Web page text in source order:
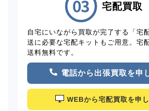
宅配買取
自宅にいながら買取が完了する「宅
送に必要な宅配キットもご用意。宅
送料無料です。
電話から出張買取を申
WEBから宅配買取を申